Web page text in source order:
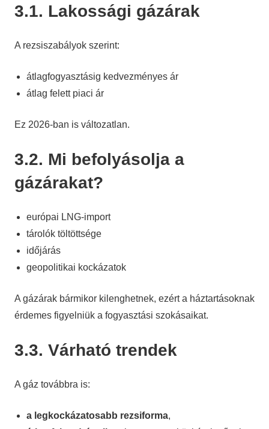
3.1. Lakossági gázárak
A rezsiszabályok szerint:
átlagfogyasztásig kedvezményes ár
átlag felett piaci ár
Ez 2026-ban is változatlan.
3.2. Mi befolyásolja a
gázárakat?
európai LNG-import
tárolók töltöttsége
időjárás
geopolitikai kockázatok
A gázárak bármikor kilenghetnek, ezért a háztartásoknak
érdemes figyelniük a fogyasztási szokásaikat.
3.3. Várható trendek
A gáz továbbra is:
a legkockázatosabb rezsiforma,